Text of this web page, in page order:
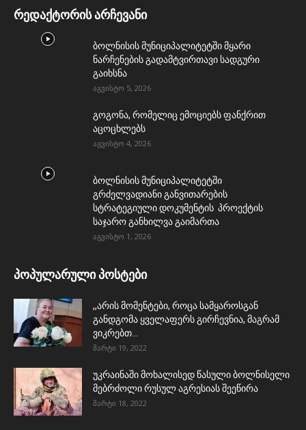
რედაქტორის არჩევანი
ბოლნისის მუნიციპალიტეტში მყარი
ნარჩენების გადამტვირთავი სადგური
გაიხსნა
აგვისტო 5, 2026
გოგონა, რომელიც ემოციებს ფანქრით
აცოცხლებს
აგვისტო 4, 2026
ბოლნისის მუნიციპალიტეტში
გრძელვადიანი განვითარების
სტრატეგიული დოკუმენტის პროექტის
საჯარო განხილვა გაიმართა
აგვისტო 1, 2026
პოპულარული პოსტები
,,არის მომენტები, როცა სამყაროსგან
განდგომა ყველაფერს გირჩევნია, მაგრამ
ვიკრებთ...
მარტი 19, 2022
უკრაინაში მოხალისედ წასული ბოლნისელი
მებრძოლი რუსულ აგრესიას შეეწირა
მარტი 18, 2022